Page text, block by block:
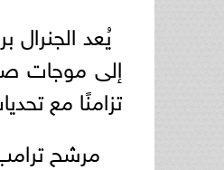
يُعد الجنرال
تزامنًا مع
مرشح ترامب